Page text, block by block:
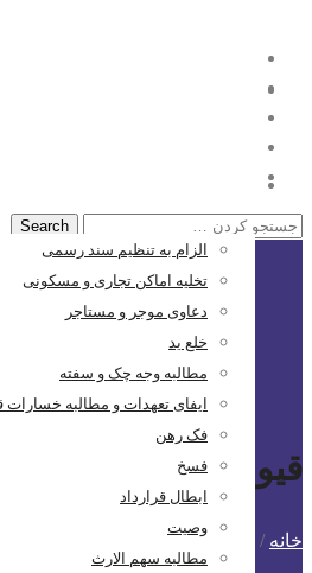
الزام به تنظیم سند رسمی
تخلیه اماکن تجاری و مسکونی
دعاوی موجر و مستاجر
خلع ید
مطالبه وجه چک و سفته
ایفای تعهدات و مطالبه خسارات
فک رهن
فسخ
ابطال قرارداد
وصیت
مطالبه سهم الارث
قیومیت
خانه / پست های برچسب شده: قیومیت